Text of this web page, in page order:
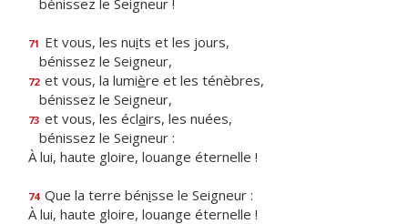
bénissez le Seigneur !
71 Et vous, les nuits et les jours,
bénissez le Seigneur,
72 et vous, la lumière et les ténèbres,
bénissez le Seigneur,
73 et vous, les éclairs, les nuées,
bénissez le Seigneur :
À lui, haute gloire, louange éternelle !
74 Que la terre bénisse le Seigneur :
À lui, haute gloire, louange éternelle !